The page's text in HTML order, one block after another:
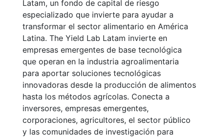
Latam, un fondo de capital de riesgo
especializado que invierte para ayudar a
transformar el sector alimentario en América
Latina. The Yield Lab Latam invierte en
empresas emergentes de base tecnológica
que operan en la industria agroalimentaria
para aportar soluciones tecnológicas
innovadoras desde la producción de alimentos
hasta los métodos agrícolas. Conecta a
inversores, empresas emergentes,
corporaciones, agricultores, el sector público
y las comunidades de investigación para